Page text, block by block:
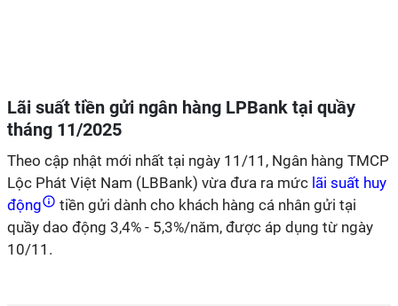
Lãi suất tiền gửi ngân hàng LPBank tại quầy
tháng 11/2025
Theo cập nhật mới nhất tại ngày 11/11, Ngân hàng TMCP
Lộc Phát Việt Nam (LBBank) vừa đưa ra mức lãi suất huy
động
tiền gửi dành cho khách hàng cá nhân gửi tại
quầy dao động 3,4% - 5,3%/năm, được áp dụng từ ngày
10/11.